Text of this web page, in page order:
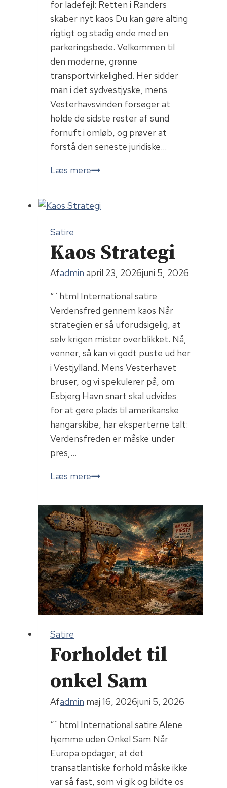
for ladefejl: Retten i Randers
skaber nyt kaos Du kan gøre alting
rigtigt og stadig ende med en
parkeringsbøde. Velkommen til
den moderne, grønne
transportvirkelighed. Her sidder
man i det sydvestjyske, mens
Vesterhavsvinden forsøger at
holde de sidste rester af sund
fornuft i omløb, og prøver at
forstå den seneste juridiske…
Læs mereElbilister
for
i
Randers
nyt
kaos
Satire
Kaos Strategi
Afadmin april 23, 2026juni 5, 2026
“`html International satire
Verdensfred gennem kaos Når
strategien er så uforudsigelig, at
selv krigen mister overblikket. Nå,
venner, så kan vi godt puste ud her
i Vestjylland. Mens Vesterhavet
bruser, og vi spekulerer på, om
Esbjerg Havn snart skal udvides
for at gøre plads til amerikanske
hangarskibe, har eksperterne talt:
Verdensfreden er måske under
pres,…
Læs mereKaos
Satire
Forholdet til
onkel Sam
Afadmin maj 16, 2026juni 5, 2026
“`html International satire Alene
hjemme uden Onkel Sam Når
Europa opdager, at det
transatlantiske forhold måske ikke
var så fast, som vi gik og bildte os